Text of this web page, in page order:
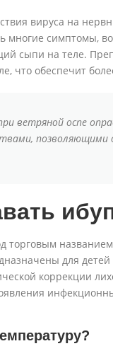
вируса на
многие симптомы,
сыпи на теле.
что обеспечит
ветряной оспе
позволяющими
торговым
для
коррекции